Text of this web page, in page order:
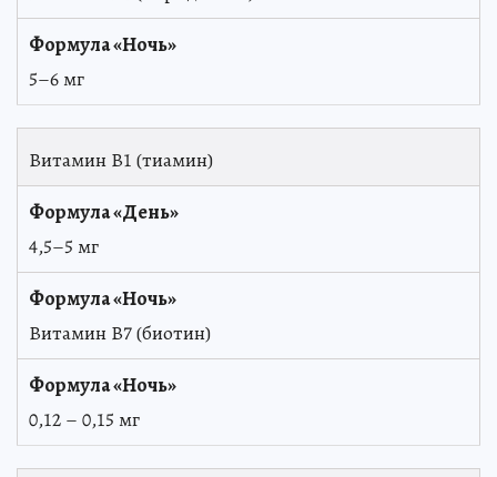
5–6 мг
Витамин В1 (тиамин)
4,5–5 мг
Витамин B7 (биотин)
0,12 – 0,15 мг